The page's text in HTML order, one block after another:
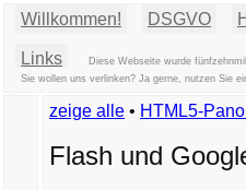
Willkommen! DSGVO
Links
Diese Webseite wurde
Sie wollen uns verlinken? Ja gerne, nutzen Sie
zeige alle • HTML5-
Flash und